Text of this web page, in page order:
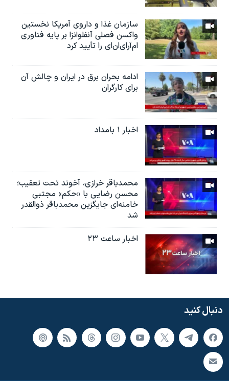
سازمان غذا و داروی آمریکا نخستین
واکسن فصلی آنفلوانزا بر پایه فناوری
ام‌آر‌ای‌ان‌ای را تأیید کرد
ادامه بحران برق در ایران و چالش آن
برای کارگران
اخبار ۱ بامداد
محمدباقر خرازی، آخوند تحت تعقیب؛
محسن رضایی با «حکم» مجتبی
خامنه‌ای جایگزین محمدباقر ذوالقدر
شد
اخبار ساعت ۲۳
دنبال کنید